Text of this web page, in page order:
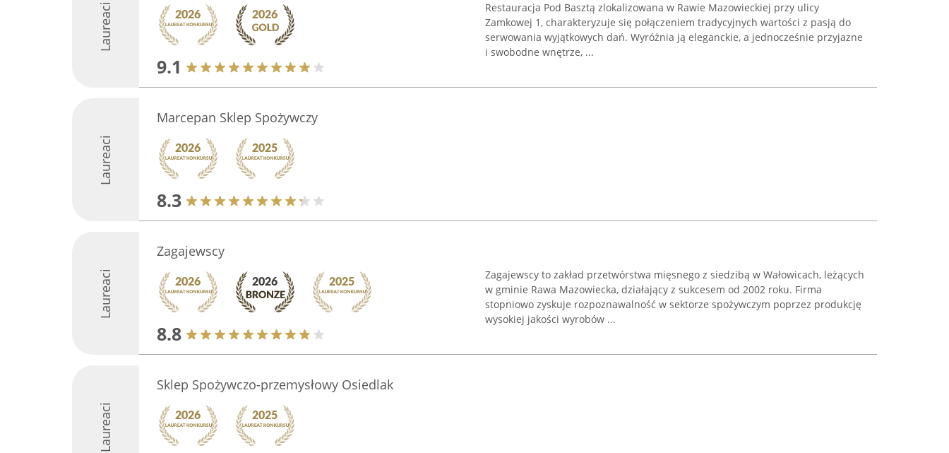
Laureaci
9.1
Restauracja Pod Basztą zlokalizowana w Rawie Mazowieckiej przy ulicy
Zamkowej 1, charakteryzuje się połączeniem tradycyjnych wartości z pasją do
serwowania wyjątkowych dań. Wyróżnia ją eleganckie, a jednocześnie przyjazne
i swobodne wnętrze, ...
Laureaci
Marcepan Sklep Spożywczy
8.3
Laureaci
Zagajewscy
8.8
Zagajewscy to zakład przetwórstwa mięsnego z siedzibą w Wałowicach, leżących
w gminie Rawa Mazowiecka, działający z sukcesem od 2002 roku. Firma
stopniowo zyskuje rozpoznawalność w sektorze spożywczym poprzez produkcję
wysokiej jakości wyrobów ...
Laureaci
Sklep Spożywczo-przemysłowy Osiedlak